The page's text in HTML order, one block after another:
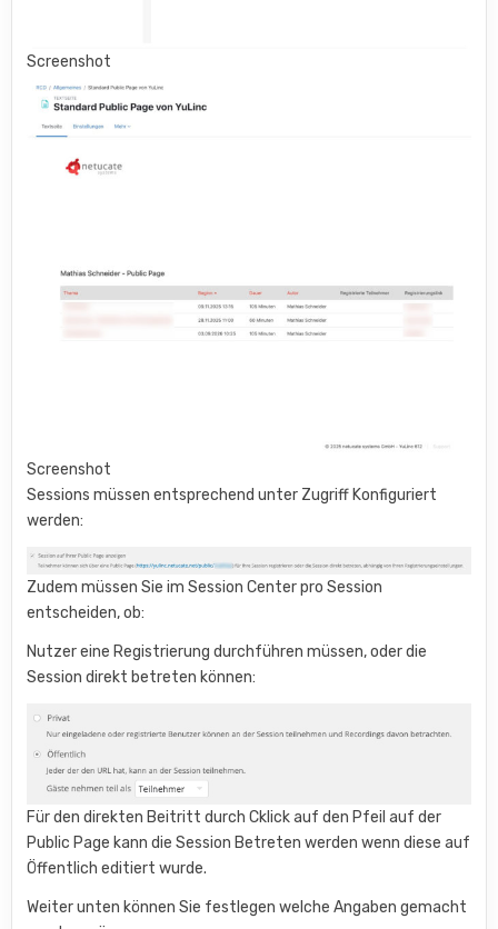
Screenshot
Screenshot
Sessions müssen entsprechend unter Zugriff Konfiguriert
werden:
Zudem müssen Sie im Session Center pro Session
entscheiden, ob:
Nutzer eine Registrierung durchführen müssen, oder die
Session direkt betreten können:
Für den direkten Beitritt durch Cklick auf den Pfeil auf der
Public Page kann die Session Betreten werden wenn diese auf
Öffentlich editiert wurde.
Weiter unten können Sie festlegen welche Angaben gemacht